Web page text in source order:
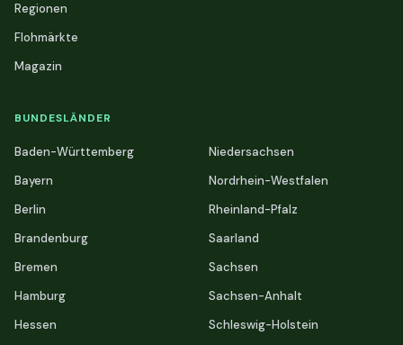
Regionen
Flohmärkte
Magazin
BUNDESLÄNDER
Baden-Württemberg
Bayern
Berlin
Brandenburg
Bremen
Hamburg
Hessen
Niedersachsen
Nordrhein-Westfalen
Rheinland-Pfalz
Saarland
Sachsen
Sachsen-Anhalt
Schleswig-Holstein